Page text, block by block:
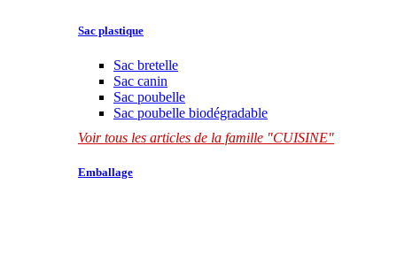
Sac plastique
Sac bretelle
Sac canin
Sac poubelle
Sac poubelle biodégradable
Voir tous les articles de la famille "CUISINE"
Emballage